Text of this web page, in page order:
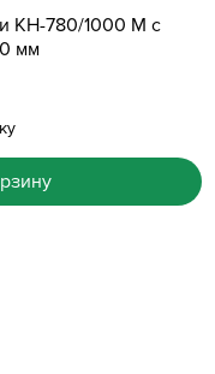
КН-780/1000 М с
мм